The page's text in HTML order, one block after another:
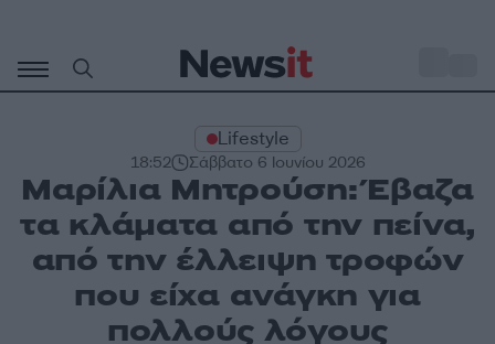
περιεχόμενο
Lifestyle
18:52 Σάββατο 6 Ιουνίου 2026
Μαρίλια Μητρούση: Έβαζα
τα κλάματα από την πείνα,
από την έλλειψη τροφών
που είχα ανάγκη για
πολλούς λόγους